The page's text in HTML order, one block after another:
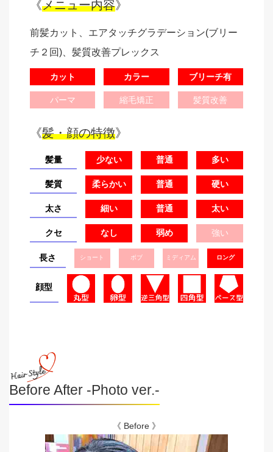
《メニュー内容》
前髪カット、エアタッチグラデーション(ブリー
チ２回)、髪質改善プレックス
カット カラー ブリーチ有
パーマ 縮毛矯正 髪質改善
《髪・顔の特徴》
髪量 少ない 普通 多い
髪質 柔らかい 普通 硬い
太さ 細い 普通 太い
クセ なし 弱め 強い
長さ ショート ボブ ミディアム ロング
顔型
Before After -Photo ver.-
《 Before 》